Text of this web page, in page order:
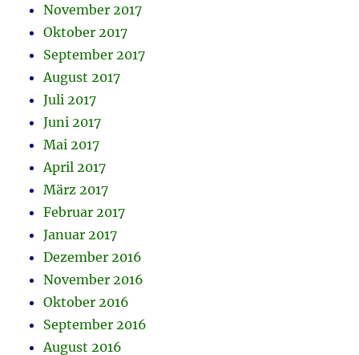
November 2017
Oktober 2017
September 2017
August 2017
Juli 2017
Juni 2017
Mai 2017
April 2017
März 2017
Februar 2017
Januar 2017
Dezember 2016
November 2016
Oktober 2016
September 2016
August 2016